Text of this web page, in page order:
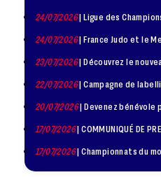
24/07/2026| Ligue des
24/07/2026| France Judo et le Medef International organisent
23/07/2026| Découvrez le nouveau podcast de l'été pour les
22/07/2026| Campagne de
20/07/2026| Devenez bénévole pour la Ligue des champions de
17/07/2026| COMMUNIQUÉ DE
17/07/2026| Championnats du monde 2026 : les athlètes